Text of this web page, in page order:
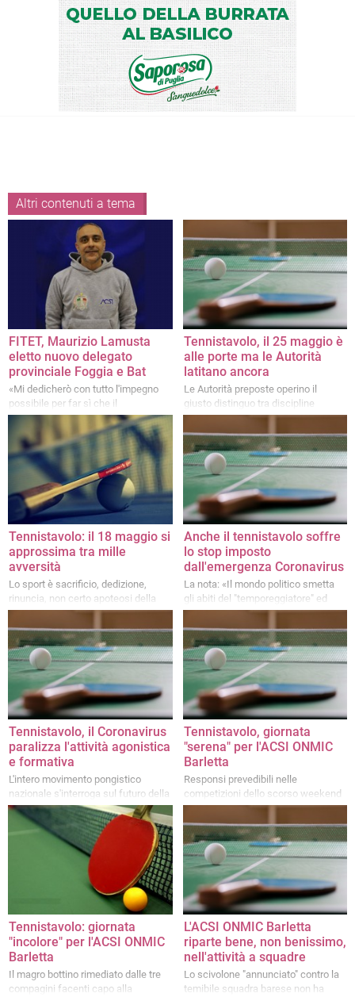
Altri contenuti a tema
FITET, Maurizio Lamusta
eletto nuovo delegato
provinciale Foggia e Bat
«Mi dedicherò con tutto l'impegno
possibile per far sì che il
tennistavolo riprenda»
Tennistavolo, il 25 maggio è
alle porte ma le Autorità
latitano ancora
Le Autorità preposte operino il
giusto distinguo tra discipline
realmente ad alto rischio di contagio
e sports decisamente più sicuri
Tennistavolo: il 18 maggio si
approssima tra mille
avversità
Lo sport è sacrificio, dedizione,
rinuncia, non certo apoteosi della
burocrazia e dell'insensibilità
Anche il tennistavolo soffre
lo stop imposto
dall'emergenza Coronavirus
La nota: «Il mondo politico smetta
gli abiti del "temporeggiatore" ed
indossi subito quelli del
"soccorritore"»
Tennistavolo, il Coronavirus
paralizza l'attività agonistica
e formativa
L'intero movimento pongistico
nazionale s'interroga sul futuro della
stagione agonistica FITET
Tennistavolo, giornata
"serena" per l'ACSI ONMIC
Barletta
Responsi prevedibili nelle
competizioni dello scorso weekend
Tennistavolo: giornata
"incolore" per l'ACSI ONMIC
Barletta
Il magro bottino rimediato dalle tre
compagini facenti capo alla
L'ACSI ONMIC Barletta
riparte bene, non benissimo,
nell'attività a squadre
Lo scivolone "annunciato" contro la
temibile squadra barese non ha